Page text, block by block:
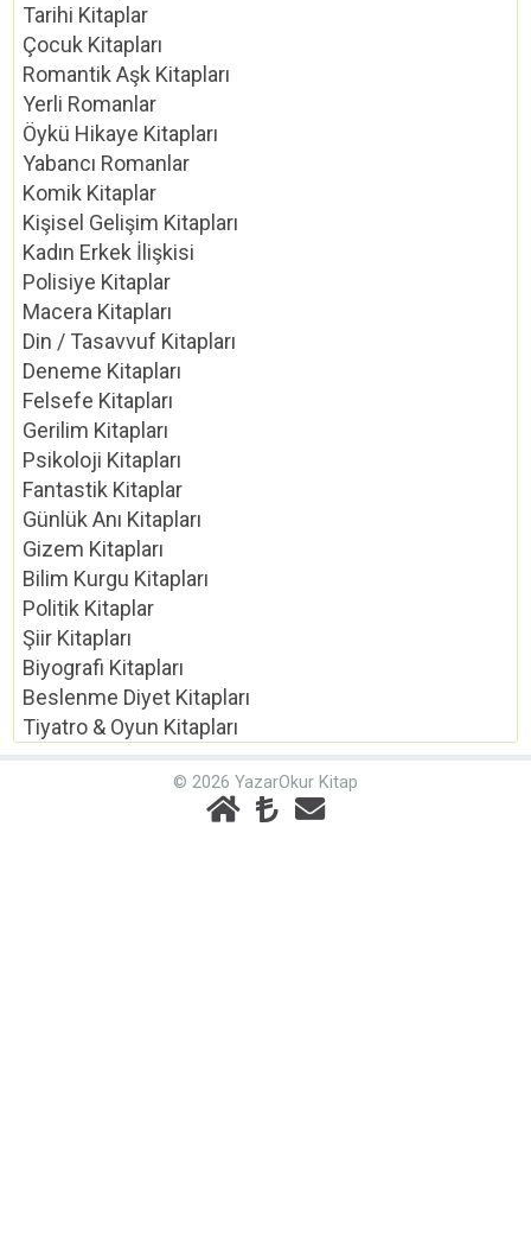
Tarihi Kitaplar
Çocuk Kitapları
Romantik Aşk Kitapları
Yerli Romanlar
Öykü Hikaye Kitapları
Yabancı Romanlar
Komik Kitaplar
Kişisel Gelişim Kitapları
Kadın Erkek İlişkisi
Polisiye Kitaplar
Macera Kitapları
Din / Tasavvuf Kitapları
Deneme Kitapları
Felsefe Kitapları
Gerilim Kitapları
Psikoloji Kitapları
Fantastik Kitaplar
Günlük Anı Kitapları
Gizem Kitapları
Bilim Kurgu Kitapları
Politik Kitaplar
Şiir Kitapları
Biyografi Kitapları
Beslenme Diyet Kitapları
Tiyatro & Oyun Kitapları
© 2026 YazarOkur Kitap